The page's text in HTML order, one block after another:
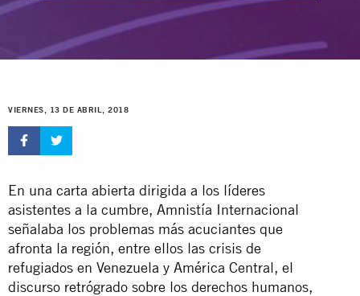
DIRIGENTES QUE ASISTEN A
LA CUMBRE
VIERNES, 13 DE ABRIL, 2018
En una carta abierta dirigida a los líderes
asistentes a la cumbre, Amnistía Internacional
señalaba los problemas más acuciantes que
afronta la región, entre ellos las crisis de
refugiados en Venezuela y América Central, el
discurso retrógrado sobre los derechos humanos,